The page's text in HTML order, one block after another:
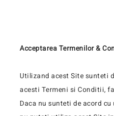
Acceptarea Termenilor &
Utilizand acest Site sunteti
acesti Termeni si Conditii,
Daca nu sunteti de acord